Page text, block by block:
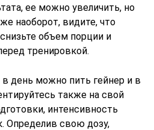
ее можно увеличить, но
наоборот, видите, что
объем порции и
тренировкой.
в день можно пить гейнер и в
также на свой
интенсивность
Определив свою дозу,